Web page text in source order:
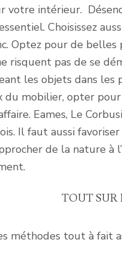
votre intérieur.
Choisissez
Optez pour de belles
risquent pas de se
les objets dans les
du mobilier, opter
Eames, Le
Il faut aussi
de la nature à
TOUT SUR
méthodes tout à fait